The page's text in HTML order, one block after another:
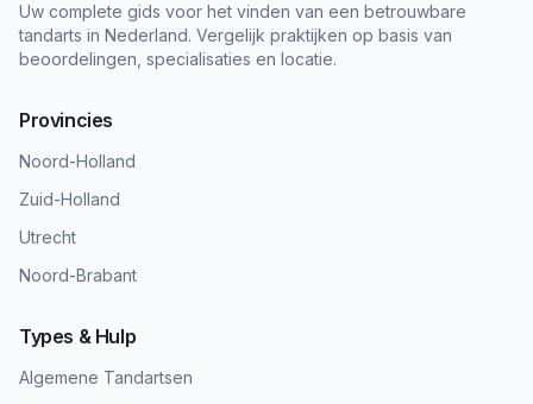
Uw complete gids voor het vinden van een betrouwbare
tandarts in Nederland. Vergelijk praktijken op basis van
beoordelingen, specialisaties en locatie.
Provincies
Noord-Holland
Zuid-Holland
Utrecht
Noord-Brabant
Types & Hulp
Algemene Tandartsen